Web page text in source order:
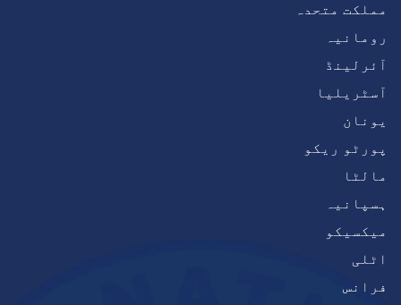
مملکت متحدہ
رومانیہ
آئرلینڈ
آسٹریلیا
یونان
پورٹو ریکو
مالٹا
ہسپانیہ
میکسیکو
اٹلی
فرانس